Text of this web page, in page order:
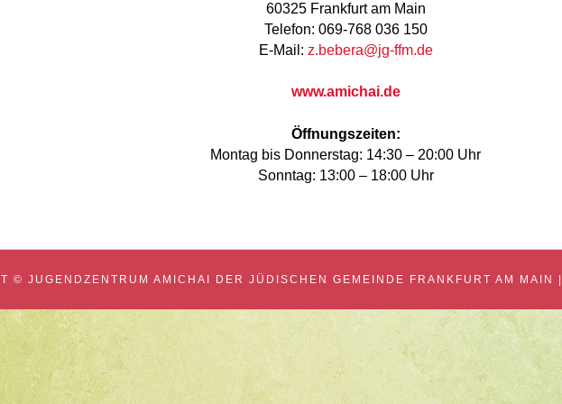
60325 Frankfurt am Main
Telefon: 069-768 036 150
E-Mail: z.bebera@jg-ffm.de
www.amichai.de
Öffnungszeiten:
Montag bis Donnerstag: 14:30 – 20:00 Uhr
Sonntag: 13:00 – 18:00 Uhr
© JUGENDZENTRUM AMICHAI DER JÜDISCHEN GEMEINDE FRANKFURT AM MAIN |